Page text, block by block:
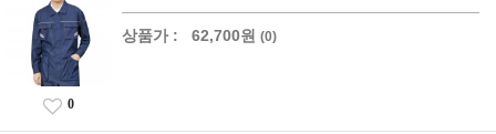
상품가 : 62,700원 (0)
0